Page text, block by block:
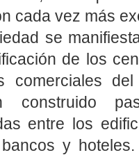
cada vez más
se
de los
comerciales
construido
entre los
y